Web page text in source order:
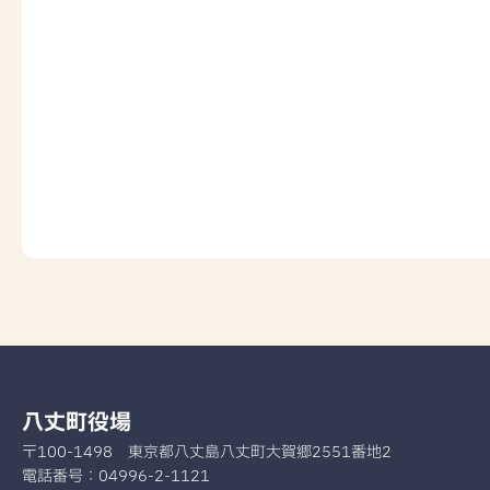
八丈町役場
〒100-1498 東京都八丈島八丈町大賀郷2551番地2
電話番号： 04996-2-1121